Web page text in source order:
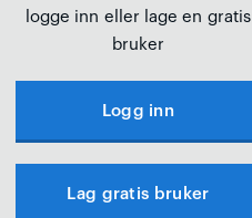
logge inn eller lage en gratis
bruker
Logg inn
Lag gratis bruker